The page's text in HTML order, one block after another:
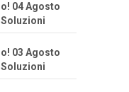
04 Agosto
03 Agosto